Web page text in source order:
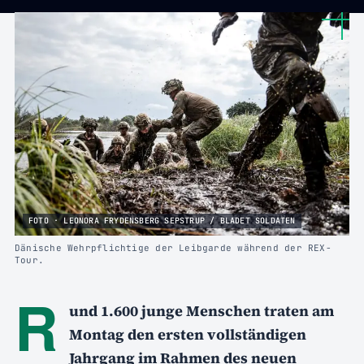
FOTO · LEONORA FRYDENSBERG SEPSTRUP / BLADET SOLDATEN
Dänische Wehrpflichtige der Leibgarde während der REX-
Tour.
R
und 1.600 junge Menschen traten am
Montag den ersten vollständigen
Jahrgang im Rahmen des neuen